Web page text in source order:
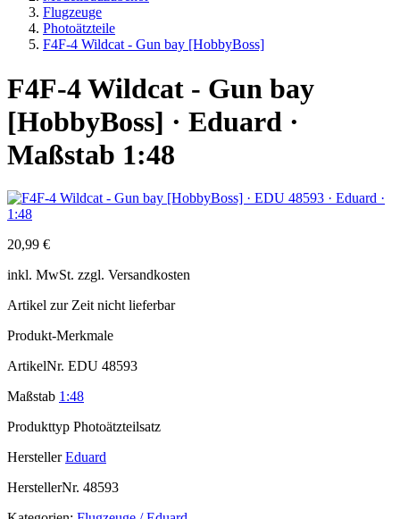
Flugzeuge
Photoätzteile
F4F-4 Wildcat - Gun bay [HobbyBoss]
F4F-4 Wildcat - Gun bay
[HobbyBoss] · Eduard ·
Maßstab 1:48
20,99 €
inkl. MwSt. zzgl. Versandkosten
Artikel zur Zeit nicht lieferbar
Produkt-Merkmale
ArtikelNr. EDU 48593
Maßstab 1:48
Produkttyp Photoätzteilsatz
Hersteller Eduard
HerstellerNr. 48593